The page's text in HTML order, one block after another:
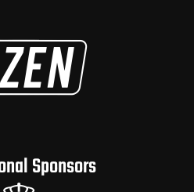
Sponsors